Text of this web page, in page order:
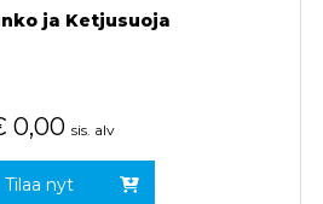
ja Ketjusuoja
0,00 sis. alv
Tilaa nyt